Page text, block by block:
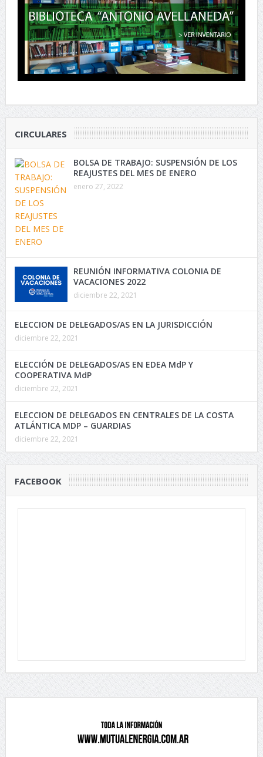
CIRCULARES
BOLSA DE TRABAJO: SUSPENSIÓN DE LOS
REAJUSTES DEL MES DE ENERO
enero 27, 2022
REUNIÓN INFORMATIVA COLONIA DE
VACACIONES 2022
diciembre 22, 2021
ELECCION DE DELEGADOS/AS EN LA JURISDICCIÓN
diciembre 22, 2021
ELECCIÓN DE DELEGADOS/AS EN EDEA MdP Y
COOPERATIVA MdP
diciembre 22, 2021
ELECCION DE DELEGADOS EN CENTRALES DE LA COSTA
ATLÁNTICA MDP – GUARDIAS
diciembre 22, 2021
FACEBOOK